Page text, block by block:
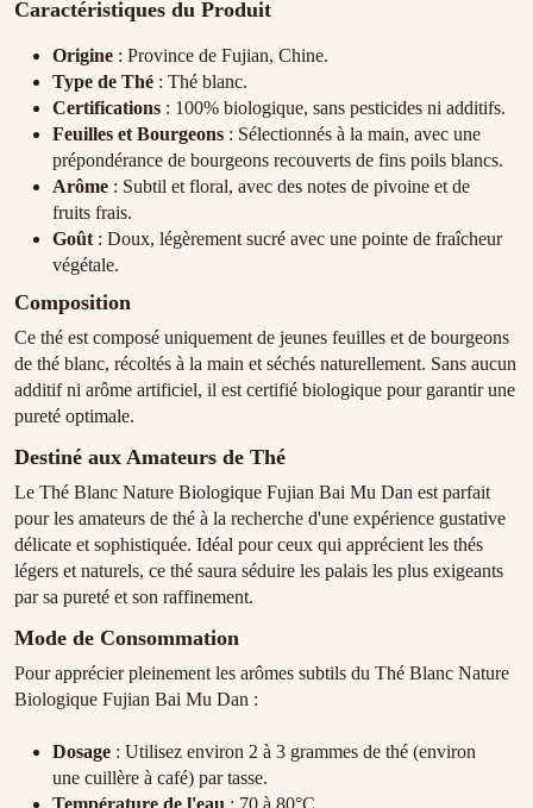
Caractéristiques du Produit
Origine : Province de Fujian, Chine.
Type de Thé : Thé blanc.
Certifications : 100% biologique, sans pesticides ni additifs.
Feuilles et Bourgeons : Sélectionnés à la main, avec une
prépondérance de bourgeons recouverts de fins poils blancs.
Arôme : Subtil et floral, avec des notes de pivoine et de
fruits frais.
Goût: Doux, légèrement sucré avec une pointe de fraîcheur
végétale.
Composition
Ce thé est composé uniquement de jeunes feuilles et de bourgeons
de thé blanc, récoltés à la main et séchés naturellement. Sans aucun
additif ni arôme artificiel, il est certifié biologique pour garantir une
pureté optimale.
Destiné aux Amateurs de Thé
Le Thé Blanc Nature Biologique Fujian Bai Mu Dan est parfait
pour les amateurs de thé à la recherche d'une expérience gustative
délicate et sophistiquée. Idéal pour ceux qui apprécient les thés
légers et naturels, ce thé saura séduire les palais les plus exigeants
par sa pureté et son raffinement.
Mode de Consommation
Pour apprécier pleinement les arômes subtils du Thé Blanc Nature
Biologique Fujian Bai Mu Dan :
Dosage : Utilisez environ 2 à 3 grammes de thé (environ
une cuillère à café) par tasse.
Température de l'eau : 70 à 80°C.